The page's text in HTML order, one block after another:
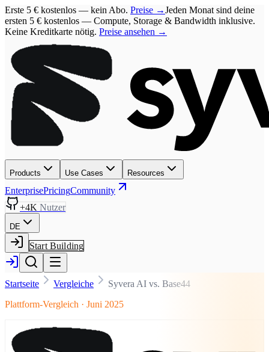
Erste 5 € kostenlos — kein Abo. Preise →Jeden Monat sind deine
ersten 5 € kostenlos — Compute, Storage & Bandwidth inklusive.
Keine Kreditkarte nötig. Preise ansehen →
Products Use Cases Resources
EnterprisePricingCommunity
+4K Nutzer
DE
Start Building
Startseite Vergleiche
Syvera AI vs. Base44
Plattform-Vergleich · Juni 2025